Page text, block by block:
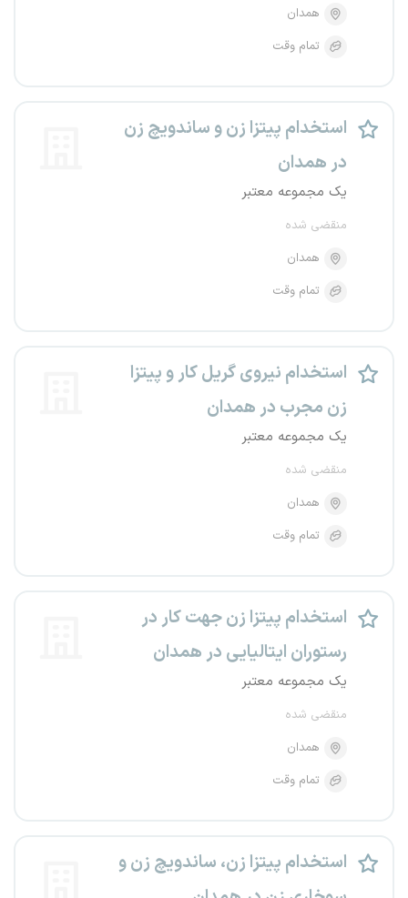
همدان
تمام وقت
استخدام پیتزا زن و ساندویچ زن
در همدان
یک مجموعه معتبر
منقضی شده
همدان
تمام وقت
استخدام نیروی گریل کار و پیتزا
زن مجرب در همدان
یک مجموعه معتبر
منقضی شده
همدان
تمام وقت
استخدام پیتزا زن جهت کار در
رستوران ایتالیایی در همدان
یک مجموعه معتبر
منقضی شده
همدان
تمام وقت
استخدام پیتزا زن، ساندویچ زن و